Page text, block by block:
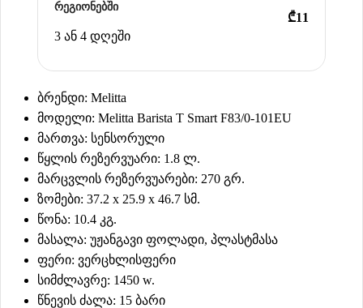
რეგიონებში
3 ან 4 დღეში
₾11
ბრენდი: Melitta
მოდელი: Melitta Barista T Smart F83/0-101EU
მართვა: სენსორული
წყლის რეზერვუარი: 1.8 ლ.
მარცვლის რეზერვუარები: 270 გრ.
ზომები: ‎37.2 x 25.9 x 46.7 სმ.
წონა: 10.4 კგ.
მასალა: უჟანგავი ფოლადი, პლასტმასა
ფერი: ვერცხლისფერი
სიმძლავრე: 1450 w.
წნევის ძალა: 15 ბარი